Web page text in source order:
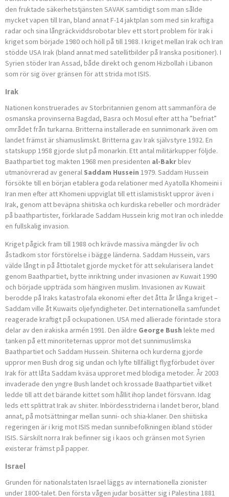
den fruktade säkerhetstjänsten SAVAK samtidigt som man sålde
mycket vapen till Iran, bland annat F-14 jaktplan som med sin kraftiga
radar och sina långräckviddsrobotar blev ett stort problem för Irak i
kriget som började 1980 och höll på till 1988. I kriget mellan Irak och Iran
stödde USA Irak (bland annat med satellitbilder på Iranska positioner). I
Syrien stöder Iran Assad, både direkt och genom Hizbollah i Libanon
som rör sig över gränsen för att strida mot ISIS.
Irak
Nationen konstruerades av Storbritannien genom att sammanföra de
osmanska provinserna Bagdad, Basra och Mosul efter att ha ”befriat”
området från turkarna. Britterna installerade en sunnimonark även om
landet främst är shiamuslimskt. Britterna gav Irak självstyre 1932. En
statskupp 1958 gjorde slut på monarkin. Ett antal militärkupper följde.
Baathpartiet tog makten 1968 men presidenten al-Bakrblev
utmanövrerad av general Saddam Hussein 1979. Saddam Hussein
försökte till en början etablera goda relationer med Ayatolla Khomeini i
Iran men efter att Khomeni uppviglat till ett islamistiskt uppror även i
Irak, genom att beväpna shiitiska och kurdiska rebeller och mordräder
på baathpartister, förklarade Saddam Hussein krig mot Iran och inledde
en fullskalig invasion.
Kriget pågick fram till 1988 och krävde massiva mängder liv och
åstadkom stor förstörelse i bägge länderna. Saddam Hussein, vars
välde långt in på åttiotalet gjorde mycket för att sekularisera landet
genom Baathpartiet, bytte inriktning under invasionen av Kuwait 1990
och började uppträda som hängiven muslim. Invasionen av Kuwait
berodde på Iraks katastrofala ekonomi efter det åtta år långa kriget –
Saddam ville åt Kuwaits oljefyndigheter. Det internationella samfundet
reagerade kraftigt på ockupationen. USA med allierade förintade stora
delar av den irakiska armén 1991. Den äldre George Bush lekte med
tanken på ett minoriteter­nas uppror mot det sunnimuslimska
Baathpartiet och Saddam Hussein. Shiiterna och kurderna gjorde
uppror men Bush drog sig undan och lyfte tillfälligt flygförbudet över
Irak för att låta Saddam kväsa upproret med blodiga metoder. År 2003
invaderade den yngre Bush landet och krossade Baathpartiet vilket
ledde till att det bärande kittet som hållit ihop landet försvann. Idag
leds ett splittrat Irak av shiiter. Inbördesstriderna i landet beror, bland
annat, på motsättningar mellan sunni- och shia-klaner. Den shiitiska
regeringen är i krig mot ISIS medan sunnibefolkningen ibland stöder
ISIS. Särskilt norra Irak befinner sig i kaos och gränsen mot Syrien
existerar främst på papper.
Israel
Grunden för nationalstaten Israel läggs av internationella zionister
under 1800-talet. Den första vågen judar bosätter sig i Pale­stina 1881